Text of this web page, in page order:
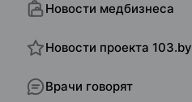
Новости медбизнеса
Новости проекта 103.by
Врачи говорят